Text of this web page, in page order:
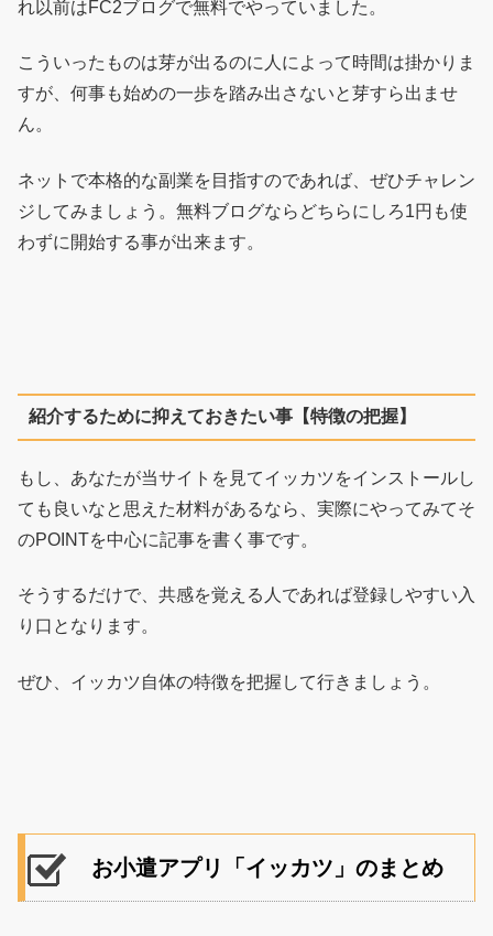
れ以前はFC2ブログで無料でやっていました。
こういったものは芽が出るのに人によって時間は掛かりま
すが、何事も始めの一歩を踏み出さないと芽すら出ませ
ん。
ネットで本格的な副業を目指すのであれば、ぜひチャレン
ジしてみましょう。無料ブログならどちらにしろ1円も使
わずに開始する事が出来ます。
紹介するために抑えておきたい事【特徴の把握】
もし、あなたが当サイトを見てイッカツをインストールし
ても良いなと思えた材料があるなら、実際にやってみてそ
のPOINTを中心に記事を書く事です。
そうするだけで、共感を覚える人であれば登録しやすい入
り口となります。
ぜひ、イッカツ自体の特徴を把握して行きましょう。
お小遣アプリ「イッカツ」のまとめ